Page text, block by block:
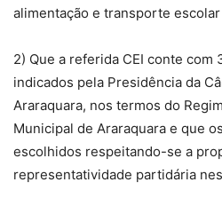
alimentação e transporte
2) Que a referida CEI conte com
indicados pela Presidência da
Araraquara, nos termos do
Municipal de Araraquara e que
escolhidos respeitando-se a
representatividade partidária